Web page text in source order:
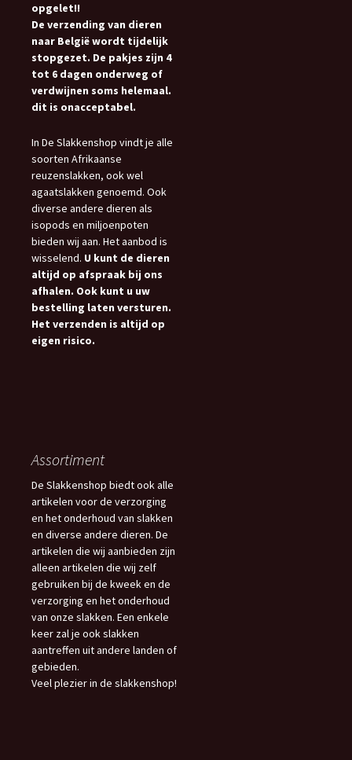
opgelet!!
De verzending van dieren
naar België wordt tijdelijk
stopgezet. De pakjes zijn 4
tot 6 dagen onderweg of
verdwijnen soms helemaal.
dit is onacceptabel.
In De Slakkenshop vindt je alle
soorten Afrikaanse
reuzenslakken, ook wel
agaatslakken genoemd. Ook
diverse andere dieren als
isopods en miljoenpoten
bieden wij aan. Het aanbod is
wisselend. U kunt de dieren
altijd op afspraak bij ons
afhalen. Ook kunt u uw
bestelling laten versturen.
Het verzenden is altijd op
eigen risico.
Assortiment
De Slakkenshop biedt ook alle
artikelen voor de verzorging
en het onderhoud van slakken
en diverse andere dieren. De
artikelen die wij aanbieden zijn
alleen artikelen die wij zelf
gebruiken bij de kweek en de
verzorging en het onderhoud
van onze slakken. Een enkele
keer zal je ook slakken
aantreffen uit andere landen of
gebieden.
Veel plezier in de slakkenshop!